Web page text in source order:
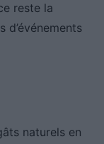
reste la
d’événements
naturels en